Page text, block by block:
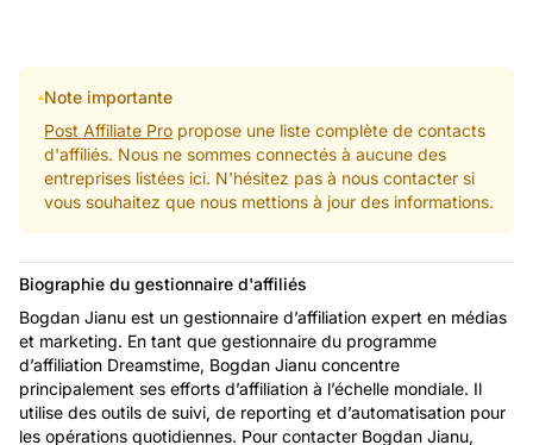
Note importante
Post Affiliate Pro propose une liste complète de contacts
d'affiliés. Nous ne sommes connectés à aucune des
entreprises listées ici. N'hésitez pas à nous contacter si
vous souhaitez que nous mettions à jour des informations.
Biographie du gestionnaire d'affiliés
Bogdan Jianu est un gestionnaire d’affiliation expert en médias
et marketing. En tant que gestionnaire du programme
d’affiliation Dreamstime, Bogdan Jianu concentre
principalement ses efforts d’affiliation à l’échelle mondiale. Il
utilise des outils de suivi, de reporting et d’automatisation pour
les opérations quotidiennes. Pour contacter Bogdan Jianu,